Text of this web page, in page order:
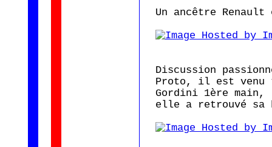
Un ancêtre Renault
Discussion
Proto, il est venu
Gordini 1ère main,
elle a retrouvé sa